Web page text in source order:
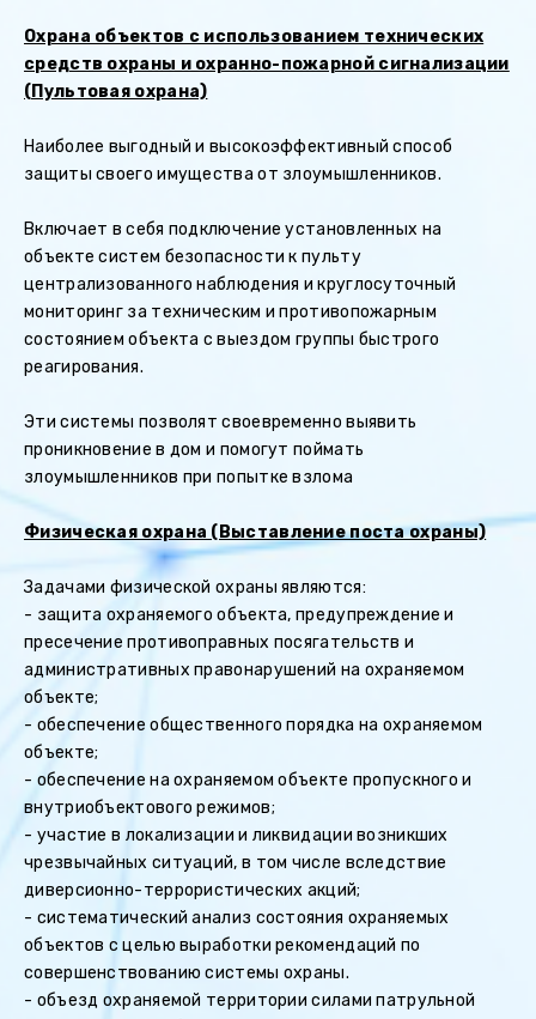
Охрана объектов с использованием технических
средств охраны и охранно-пожарной сигнализации
(Пультовая охрана)
Наиболее выгодный и высокоэффективный способ
защиты своего имущества от злоумышленников.
Включает в себя подключение установленных на
объекте систем безопасности к пульту
централизованного наблюдения и круглосуточный
мониторинг за техническим и противопожарным
состоянием объекта с выездом группы быстрого
реагирования.
Эти системы позволят своевременно выявить
проникновение в дом и помогут поймать
злоумышленников при попытке взлома
Физическая охрана (Выставление поста охраны)
Задачами физической охраны являются:
- защита охраняемого объекта, предупреждение и
пресечение противоправных посягательств и
административных правонарушений на охраняемом
объекте;
- обеспечение общественного порядка на охраняемом
объекте;
- обеспечение на охраняемом объекте пропускного и
внутриобъектового режимов;
- участие в локализации и ликвидации возникших
чрезвычайных ситуаций, в том числе вследствие
диверсионно-террористических акций;
- систематический анализ состояния охраняемых
объектов с целью выработки рекомендаций по
совершенствованию системы охраны.
- объезд охраняемой территории силами патрульной